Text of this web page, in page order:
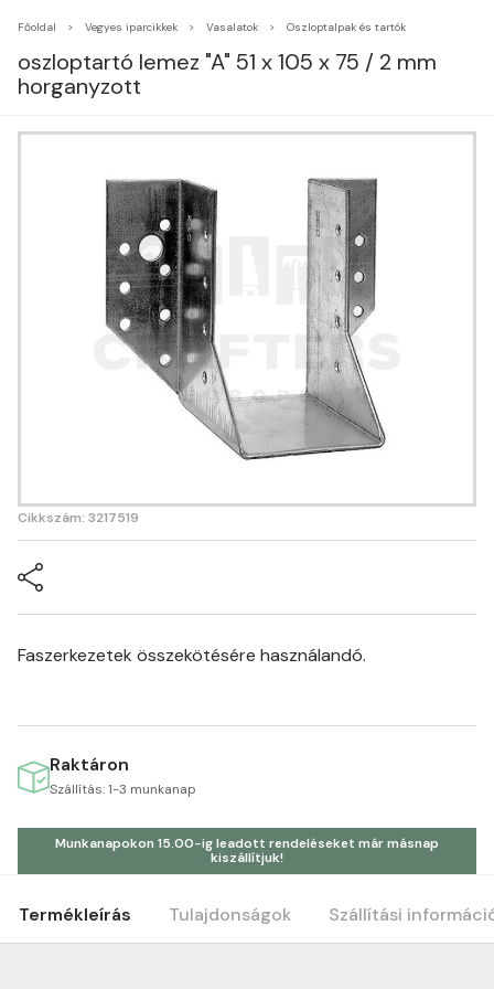
Főoldal Vegyes iparcikkek Vasalatok Oszloptalpak és tartók
oszloptartó lemez "A" 51 x 105 x 75 / 2 mm
horganyzott
Cikkszám: 3217519
Faszerkezetek összekötésére használandó.
Raktáron
Szállítás: 1-3 munkanap
Munkanapokon 15.00-ig leadott rendeléseket már másnap
kiszállítjuk!
Termékleírás Tulajdonságok Szállítási